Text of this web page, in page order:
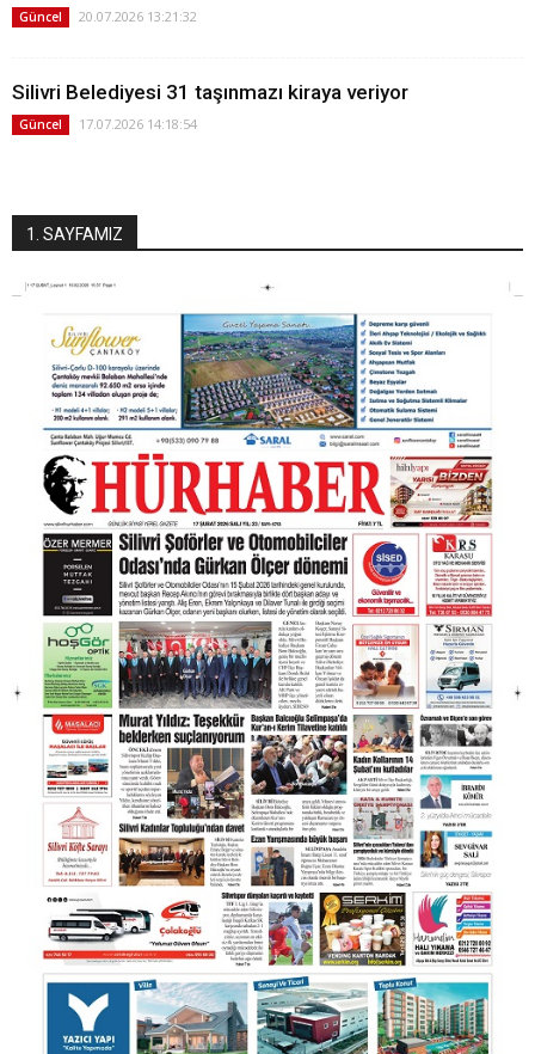
Güncel 20.07.2026 13:21:32
Silivri Belediyesi 31 taşınmazı kiraya veriyor
Güncel 17.07.2026 14:18:54
1. SAYFAMIZ